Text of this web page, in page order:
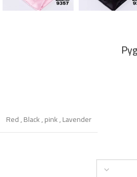
Red,Black,pink,Lavender